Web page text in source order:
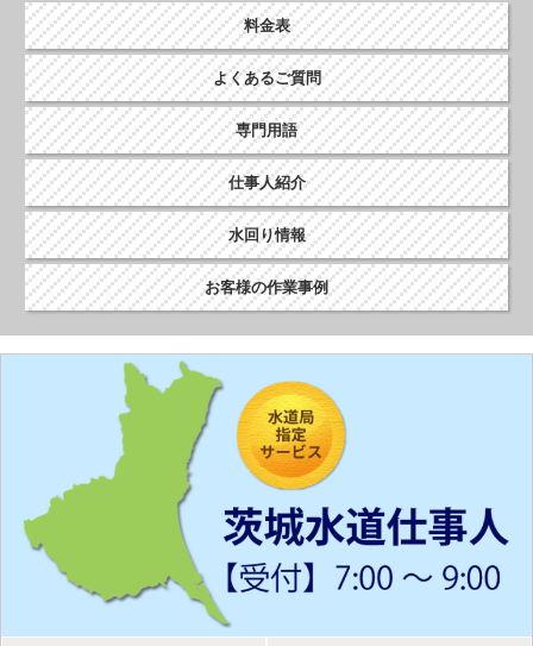
料金表
よくあるご質問
専門用語
仕事人紹介
水回り情報
お客様の作業事例